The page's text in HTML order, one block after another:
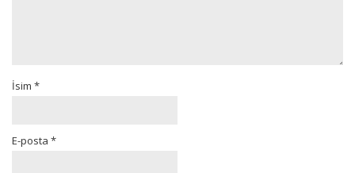
İsim *
E-posta *